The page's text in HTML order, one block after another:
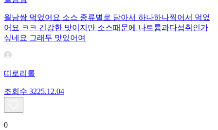
월남쌈 먹었어요 소스 종류별로 담아서 하나하나찍어서 먹었
어요 ㅋㅋ 건강한 맛이지만 소스때문에 나트륨과다섭취인가
싶네요 그래두 맛있어여
띠로리롤
조회수 3225.12.04
0